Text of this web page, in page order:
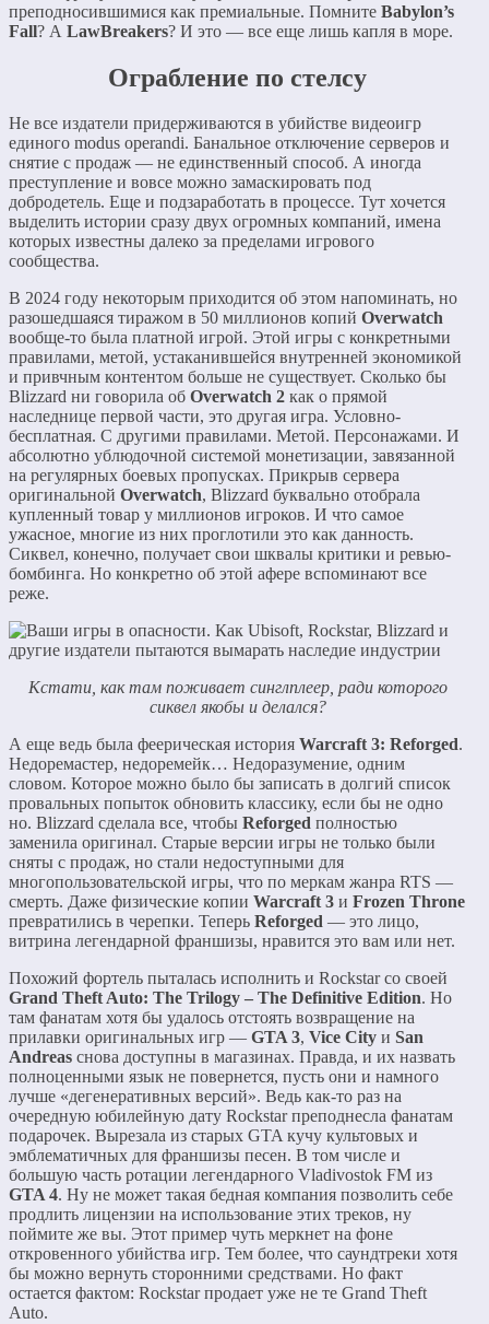
преподносившимися как премиальные. Помните Babylon’s
Fall? А LawBreakers? И это — все еще лишь капля в море.
Ограбление по стелсу
Не все издатели придерживаются в убийстве видеоигр
единого modus operandi. Банальное отключение серверов и
снятие с продаж — не единственный способ. А иногда
преступление и вовсе можно замаскировать под
добродетель. Еще и подзаработать в процессе. Тут хочется
выделить истории сразу двух огромных компаний, имена
которых известны далеко за пределами игрового
сообщества.
В 2024 году некоторым приходится об этом напоминать, но
разошедшаяся тиражом в 50 миллионов копий Overwatch
вообще-то была платной игрой. Этой игры с конкретными
правилами, метой, устаканившейся внутренней экономикой
и привчным контентом больше не существует. Сколько бы
Blizzard ни говорила об Overwatch 2 как о прямой
наследнице первой части, это другая игра. Условно-
бесплатная. С другими правилами. Метой. Персонажами. И
абсолютно ублюдочной системой монетизации, завязанной
на регулярных боевых пропусках. Прикрыв сервера
оригинальной Overwatch, Blizzard буквально отобрала
купленный товар у миллионов игроков. И что самое
ужасное, многие из них проглотили это как данность.
Сиквел, конечно, получает свои шквалы критики и ревью-
бомбинга. Но конкретно об этой афере вспоминают все
реже.
Кстати, как там поживает синглплеер, ради которого
сиквел якобы и делался?
А еще ведь была феерическая история Warcraft 3: Reforged.
Недоремастер, недоремейк… Недоразумение, одним
словом. Которое можно было бы записать в долгий список
провальных попыток обновить классику, если бы не одно
но. Blizzard сделала все, чтобы Reforged полностью
заменила оригинал. Cтарые версии игры не только были
сняты с продаж, но стали недоступными для
многопользовательской игры, что по меркам жанра RTS —
смерть. Даже физические копии Warcraft 3 и Frozen Throne
превратились в черепки. Теперь Reforged — это лицо,
витрина легендарной франшизы, нравится это вам или нет.
Похожий фортель пыталась исполнить и Rockstar со своей
Grand Theft Auto: The Trilogy – The Definitive Edition. Но
там фанатам хотя бы удалось отстоять возвращение на
прилавки оригинальных игр — GTA 3, Vice City и San
Andreas снова доступны в магазинах. Правда, и их назвать
полноценными язык не повернется, пусть они и намного
лучше «дегенеративных версий». Ведь как-то раз на
очередную юбилейную дату Rockstar преподнесла фанатам
подарочек. Вырезала из старых GTA кучу культовых и
эмблематичных для франшизы песен. В том числе и
большую часть ротации легендарного Vladivostok FM из
GTA 4. Ну не может такая бедная компания позволить себе
продлить лицензии на использование этих треков, ну
поймите же вы. Этот пример чуть меркнет на фоне
откровенного убийства игр. Тем более, что саундтреки хотя
бы можно вернуть сторонними средствами. Но факт
остается фактом: Rockstar продает уже не те Grand Theft
Auto.